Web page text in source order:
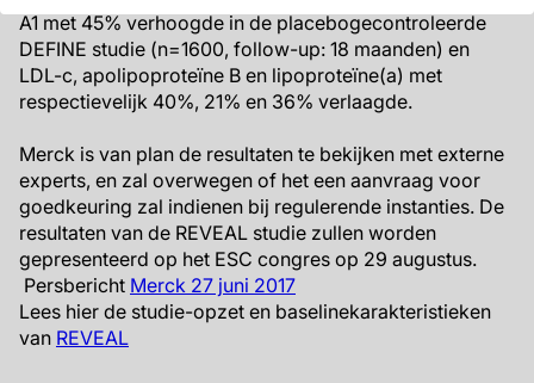
A1 met 45% verhoogde in de placebogecontroleerde
DEFINE studie (n=1600, follow-up: 18 maanden) en
LDL-c, apolipoproteïne B en lipoproteïne(a) met
respectievelijk 40%, 21% en 36% verlaagde.
Merck is van plan de resultaten te bekijken met externe
experts, en zal overwegen of het een aanvraag voor
goedkeuring zal indienen bij regulerende instanties. De
resultaten van de REVEAL studie zullen worden
gepresenteerd op het ESC congres op 29 augustus.
Persbericht Merck 27 juni 2017
Lees hier de studie-opzet en baselinekarakteristieken
van REVEAL